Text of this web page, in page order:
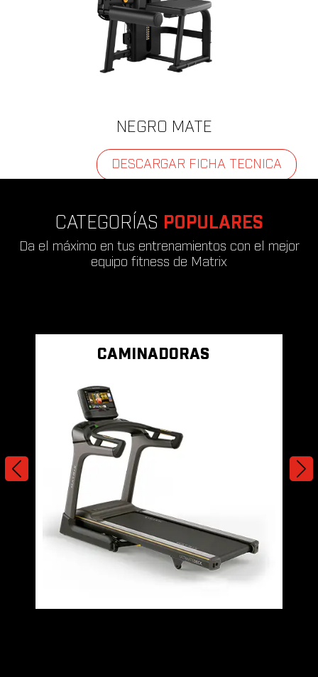
NEGRO MATE
DESCARGAR FICHA TECNICA
CATEGORÍAS POPULARES
Da el máximo en tus entrenamientos con el mejor
equipo fitness de Matrix
CAMINADORAS